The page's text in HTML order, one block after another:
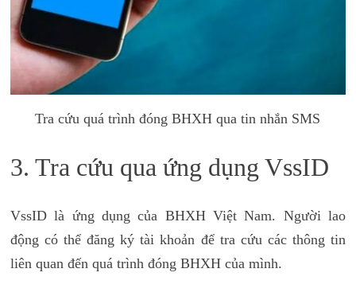
Tra cứu quá trình đóng BHXH qua tin nhắn SMS
3. Tra cứu qua ứng dụng VssID
VssID là ứng dụng của BHXH Việt Nam. Người lao
động có thể đăng ký tài khoản để tra cứu các thông tin
liên quan đến quá trình đóng BHXH của mình.